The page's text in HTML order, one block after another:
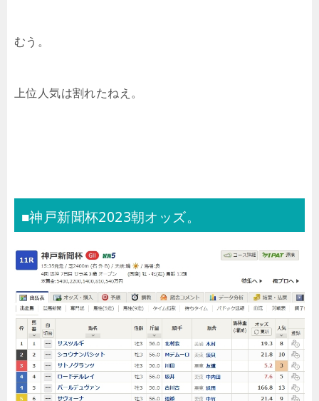
むう。
上位人気は割れたねえ。
■神戸新聞杯2023朝オッズ。